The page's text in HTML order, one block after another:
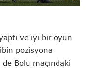
ve iyi bir oyun
pozisyona
Bolu maçındaki